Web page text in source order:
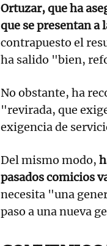
Ortuzar, que ha
que se presentan
contrapuesto el
ha salido "bien,
No obstante, ha
"revirada, que
exigencia de
Del mismo modo,
pasados comicios
necesita "una
paso a una nueva